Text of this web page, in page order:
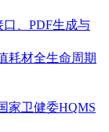
、PDF生成与
耗材全生命周期
家卫健委HQMS